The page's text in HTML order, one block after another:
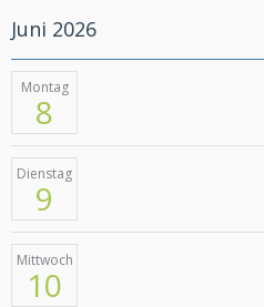
Juni 2026
Montag
8
Dienstag
9
Mittwoch
10